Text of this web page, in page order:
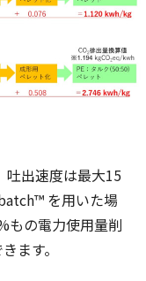
吐出速度は最大15
を用いた場
もの電力使用量削
ます。